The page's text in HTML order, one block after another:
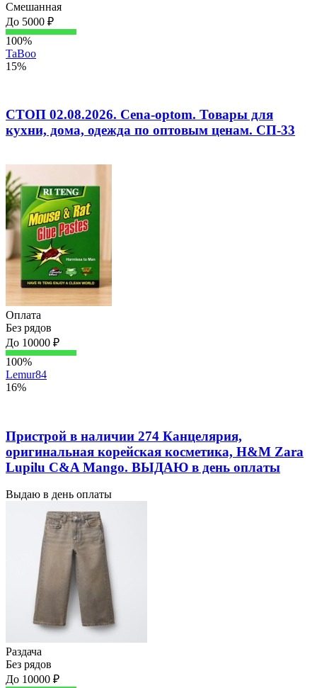
Смешанная
До 5000 ₽
100%
TaBoo
15%
СТОП 02.08.2026. Cena-optom. Товары для
кухни, дома, одежда по оптовым ценам. СП-33
Оплата
Без рядов
До 10000 ₽
100%
Lemur84
16%
Пристрой в наличии 274 Канцелярия,
оригинальная корейская косметика, H&M Zara
Lupilu C&A Mango. ВЫДАЮ в день оплаты
Выдаю в день оплаты
Раздача
Без рядов
До 10000 ₽